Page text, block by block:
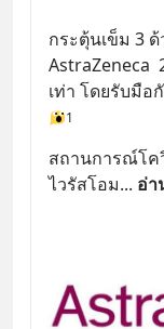
กระตุ้นเข็ม 3
AstraZeneca
เท่า โดยรับมือ
1
สถานการณ์โค
ไวรัสโอม... อ่า